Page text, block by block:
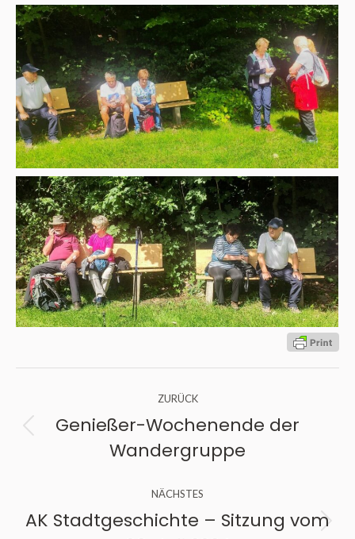
ZURÜCK
Vorheriger
Beitrag:
Genießer-Wochenende der
Wandergruppe
NÄCHSTES
Nächster
AK Stadtgeschichte – Sitzung vom